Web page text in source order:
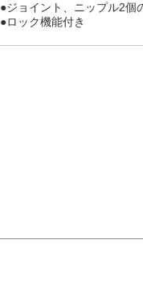
●ジョイント、ニップル2個
●ロック機能付き